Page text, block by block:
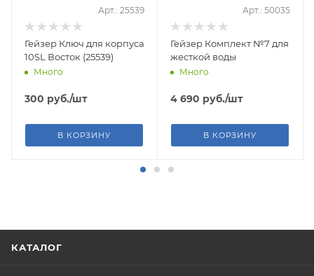
Арт.: 25539
Гейзер Ключ для корпуса
10SL Восток (25539)
Много
300 руб./шт
В КОРЗИНУ
Арт.: 50035
Гейзер Комплект №7 для
жесткой воды
Много
4 690 руб./шт
В КОРЗИНУ
КАТАЛОГ